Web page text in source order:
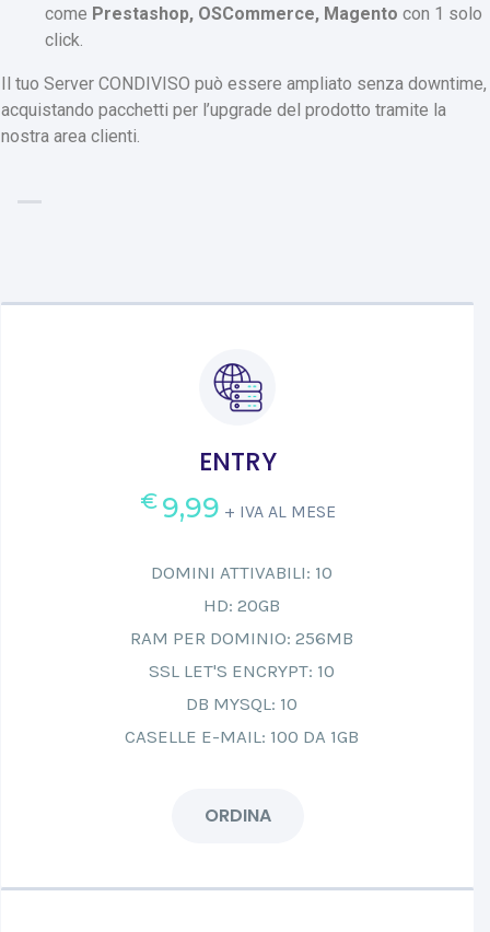
come Prestashop, OSCommerce, Magento con 1 solo
click.
Il tuo Server CONDIVISO può essere ampliato senza downtime,
acquistando pacchetti per l’upgrade del prodotto tramite la
nostra area clienti.
ENTRY
€ 9,99 + IVA AL MESE
DOMINI ATTIVABILI: 10
HD: 20GB
RAM PER DOMINIO: 256MB
SSL LET'S ENCRYPT: 10
DB MYSQL: 10
CASELLE E-MAIL: 100 DA 1GB
ORDINA